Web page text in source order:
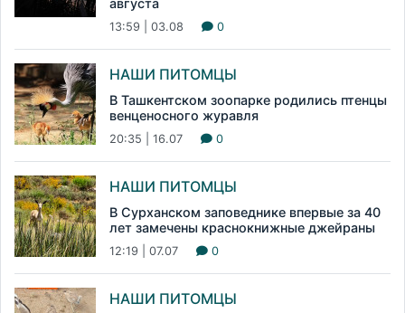
августа
13:59 | 03.08 0
НАШИ ПИТОМЦЫ
В Ташкентском зоопарке родились птенцы
венценосного журавля
20:35 | 16.07 0
НАШИ ПИТОМЦЫ
В Сурханском заповеднике впервые за 40
лет замечены краснокнижные джейраны
12:19 | 07.07 0
НАШИ ПИТОМЦЫ